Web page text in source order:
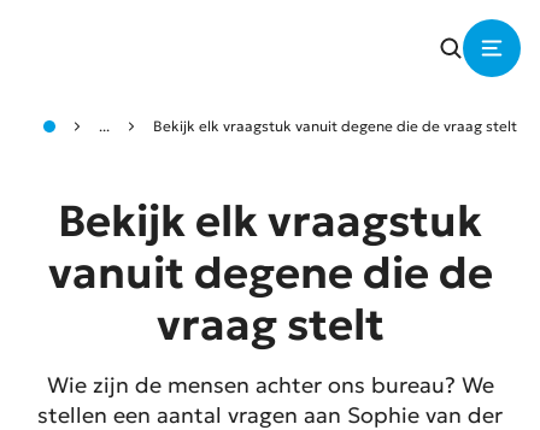
... Bekijk elk vraagstuk vanuit degene die de vraag stelt
Bekijk elk vraagstuk
vanuit degene die de
vraag stelt
Wie zijn de mensen achter ons bureau? We
stellen een aantal vragen aan Sophie van der